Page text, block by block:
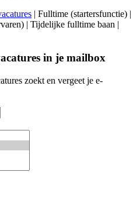
| Fulltime (startersfunctie) |
| Tijdelijke fulltime baan |
in je mailbox
zoekt en vergeet je e-